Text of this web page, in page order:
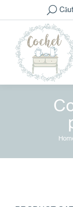
Search: